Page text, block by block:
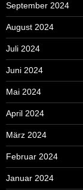
September 2024
August 2024
Juli 2024
Juni 2024
Mai 2024
April 2024
März 2024
Februar 2024
Januar 2024